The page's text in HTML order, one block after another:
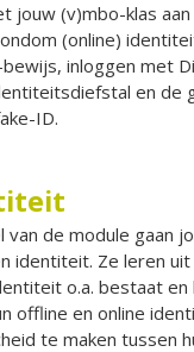
jouw (v)mbo-klas
(online)
inloggen met
en de
ID.
de module gaan
identiteit. Ze leren
o.a. bestaat en
offline en online
te maken tussen